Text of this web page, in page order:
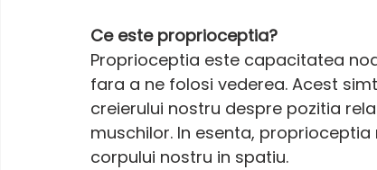
Ce este proprioceptia?
Proprioceptia este capacitatea
fara a ne folosi vederea. Acest
creierului nostru despre pozitia
muschilor. In esenta,
corpului nostru in spatiu.